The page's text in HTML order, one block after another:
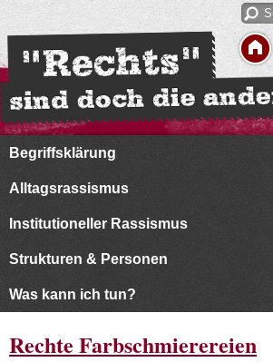
Begriffsklärung
Alltagsrassismus
Institutioneller Rassismus
Strukturen & Personen
Was kann ich tun?
Rechte Farbschmierereien